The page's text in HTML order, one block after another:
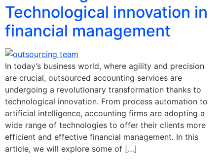
Technological innovation in
financial management
In today’s business world, where agility and precision
are crucial, outsourced accounting services are
undergoing a revolutionary transformation thanks to
technological innovation. From process automation to
artificial intelligence, accounting firms are adopting a
wide range of technologies to offer their clients more
efficient and effective financial management. In this
article, we will explore some of […]